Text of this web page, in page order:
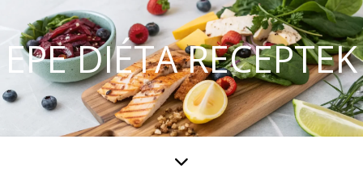
EPE DIÉTA RECEPTEK